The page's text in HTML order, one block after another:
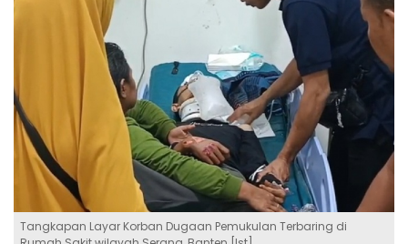
Tangkapan Layar Korban Dugaan Pemukulan Terbaring di